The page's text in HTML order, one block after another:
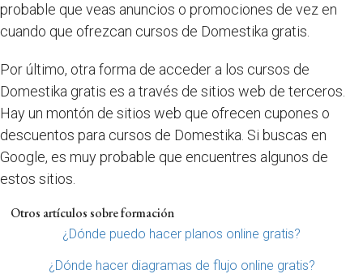
probable que veas anuncios o promociones de vez en
cuando que ofrezcan cursos de Domestika gratis.
Por último, otra forma de acceder a los cursos de
Domestika gratis es a través de sitios web de terceros.
Hay un montón de sitios web que ofrecen cupones o
descuentos para cursos de Domestika. Si buscas en
Google, es muy probable que encuentres algunos de
estos sitios.
Otros artículos sobre formación
¿Dónde puedo hacer planos online gratis?
¿Dónde hacer diagramas de flujo online gratis?